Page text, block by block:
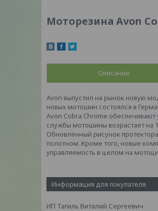
Моторезина Avon
Описание
Avon выпустил на рынок новую
новых мотошин состоялся в
Avon Cobra Chrome
службы мотошины возрастает на
Обновленный рисунок
полотном. Кроме того, новые
управляемость в целом на
Информация для покупателя
ИП Тагиль Виталий Сергеевич